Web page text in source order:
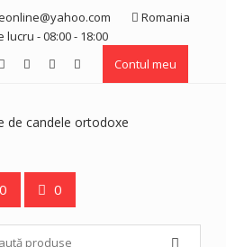
Romania
lucru - 08:00 - 18:00
Contul meu
0 0